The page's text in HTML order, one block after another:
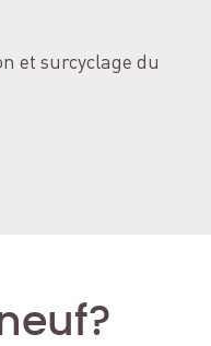
et surcyclage du